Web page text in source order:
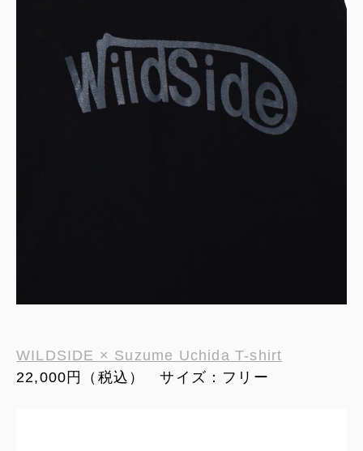
WILDSIDE × Suzume Uchida T-shirt
22,000円（税込） サイズ：フリー